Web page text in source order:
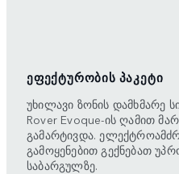
ᲔᲤᲔᲥᲢᲣᲠᲝᲑᲘᲡ ᲞᲐᲙᲔᲢᲘ
უხილავი ზონის დამხმარე
Rover Evoque-ის ღამით
გამარტივდა.
გამოყენებით გექნებათ
საბარგულზე.